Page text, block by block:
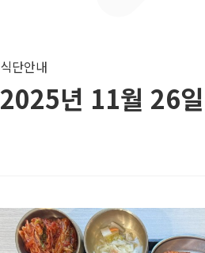
식단안내
2025년 11월 26